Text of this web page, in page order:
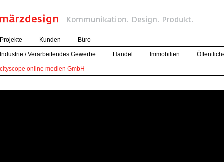
Projekte Kunden Büro
Industrie / Verarbeitendes Gewerbe Handel Immobilien
cityscope online medien GmbH